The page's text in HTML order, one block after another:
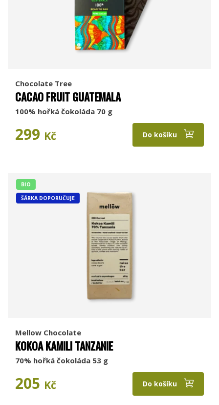
Chocolate Tree
CACAO FRUIT GUATEMALA
100% hořká čokoláda 70 g
299 Kč Do košíku
BIO
ŠÁRKA DOPORUČUJE
Mellow Chocolate
KOKOA KAMILI TANZANIE
70% hořká čokoláda 53 g
205 Kč Do košíku